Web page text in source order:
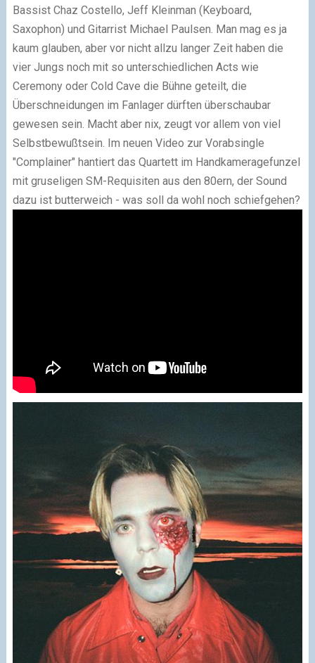
Bassist Chaz Costello, Jeff Kleinman (Keyboard,
Saxophon) und Gitarrist Michael Paulsen. Man mag es ja
kaum glauben, aber vor nicht allzu langer Zeit haben die
vier Jungs noch mit so unterschiedlichen Acts wie
Ceremony oder Cold Cave die Bühne geteilt, die
Überschneidungen im Fanlager dürften überschaubar
gewesen sein. Macht aber nix, zeugt vor allem von viel
Selbstbewußtsein. Im neuen Video zur Vorabsingle
"Complainer" hantiert das Quartett im Handkameragefunzel
mit gruseligen SM-Requisiten aus den 80ern, der Sound
dazu ist butterweich - was soll da wohl noch schiefgehen?